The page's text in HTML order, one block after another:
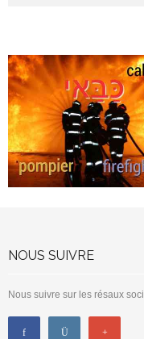
NOUS SUIVRE
Nous suivre sur les résaux